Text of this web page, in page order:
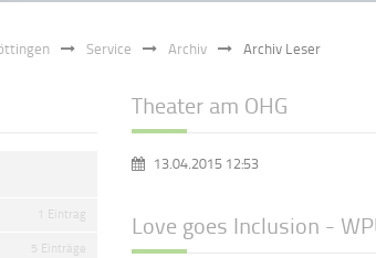
Service Archiv Archiv Leser
Theater am OHG
13.04.2015 12:53
Love goes Inclusion -
1 Eintrag
5 Einträge